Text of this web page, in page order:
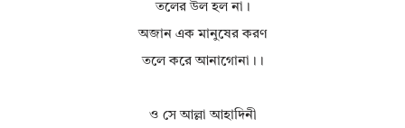
তলের উল হল না।
অজান এক মানুষের করণ
তলে করে আনাগোনা।।
ও সে আল্লা আহাদিনী